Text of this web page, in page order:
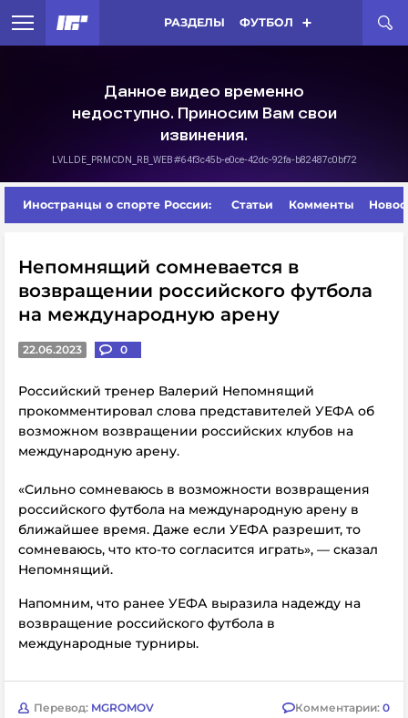
РАЗДЕЛЫ ФУТБОЛ
Иностранцы о спорте России: Статьи Комменты
Непомнящий сомневается в
возвращении российского футбола
на международную арену
22.06.2023 0
Российский тренер Валерий Непомнящий
прокомментировал слова представителей УЕФА об
возможном возвращении российских клубов на
международную арену.
«Сильно сомневаюсь в возможности возвращения
российского футбола на международную арену в
ближайшее время. Даже если УЕФА разрешит, то
сомневаюсь, что кто-то согласится играть», — сказал
Непомнящий.
Напомним, что ранее УЕФА выразила надежду на
возвращение российского футбола в
международные турниры.
Перевод: MGROMOV Комментарии: 0